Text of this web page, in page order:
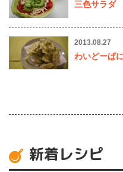
三色サラダ
2013.08.27
わいどーぱ
新着レシピ